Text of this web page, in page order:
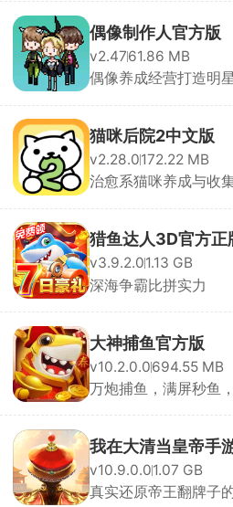
偶像制作人官方版
v2.4761.86 MB
偶像养成经营打造明
猫咪后院2中文版
v2.28.0172.22 MB
治愈系猫咪养成与收
猎鱼达人3D官方正
v3.9.2.01.13 GB
深海争霸比拼实力
大神捕鱼官方版
v10.2.0.0694.55 MB
万炮捕鱼，满屏秒鱼
我在大清当皇帝手
v10.9.0.01.07 GB
真实还原帝王翻牌子